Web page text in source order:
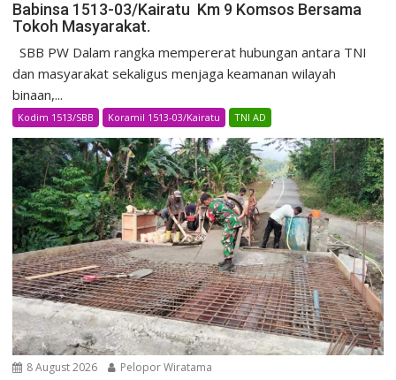
Babinsa 1513-03/Kairatu Km 9 Komsos Bersama
Tokoh Masyarakat.
SBB PW Dalam rangka mempererat hubungan antara TNI
dan masyarakat sekaligus menjaga keamanan wilayah
binaan,...
Kodim 1513/SBB Koramil 1513-03/Kairatu TNI AD
8 August 2026 Pelopor Wiratama